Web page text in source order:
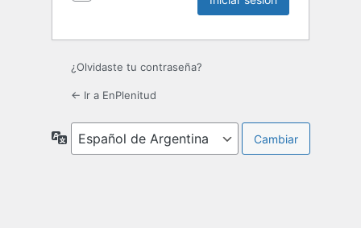
¿Olvidaste tu contraseña?
← Ir a EnPlenitud
Idioma